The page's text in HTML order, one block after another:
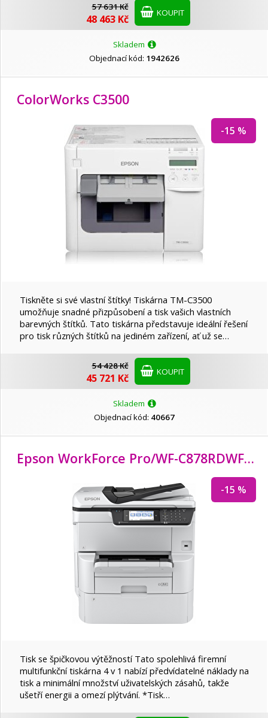
57 631 Kč
48 463 Kč KOUPIT
Skladem
Objednací kód: 1942626
ColorWorks C3500
-15 %
Tiskněte si své vlastní štítky! Tiskárna TM-C3500
umožňuje snadné přizpůsobení a tisk vašich vlastních
barevných štítků. Tato tiskárna představuje ideální řešení
pro tisk různých štítků na jediném zařízení, ať už se…
54 428 Kč
45 721 Kč KOUPIT
Skladem
Objednací kód: 40667
Epson WorkForce Pro/WF-C878RDWF/
-15 %
Tisk se špičkovou výtěžností Tato spolehlivá firemní
multifunkční tiskárna 4 v 1 nabízí předvídatelné náklady na
tisk a minimální množství uživatelských zásahů, takže
ušetří energii a omezí plýtvání. *Tisk…